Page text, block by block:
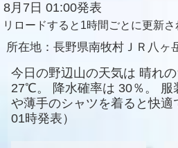
8月7日 01:00発表
リロードすると1時間ごとに更新さ
所在地： 長野県南牧村ＪＲ八ヶ
今日の野辺山の天気は 晴れの
27℃。
降水確率は 30％。 服
や薄手のシャツを着ると快適
01時発表）